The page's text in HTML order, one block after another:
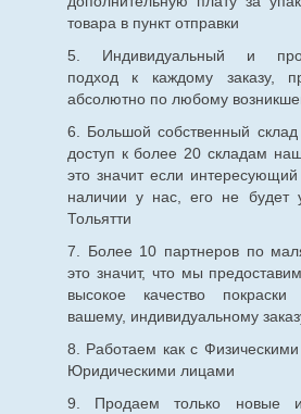
товара в пункт отправки
5. Индивидуальный и
подход к каждому заказу,
абсолютно по любому
6. Большой собственный склад
доступ к более 20 складам
это значит если
наличии у нас, его не будет
Тольятти
7. Более 10 партнеров по
это значит, что мы
высокое качество покраски
вашему, индивидуальному
8. Работаем как с
Юридическими лицами
9. Продаем только новые и